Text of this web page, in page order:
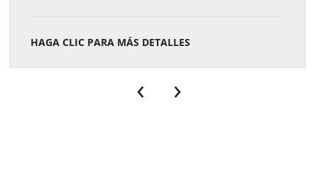
HAGA CLIC PARA MÁS DETALLES
‹ ›